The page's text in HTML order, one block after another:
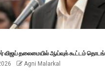
விஜய் தலைமையில் ஆய்வுக் கூட்டம்
Agni Malarkal